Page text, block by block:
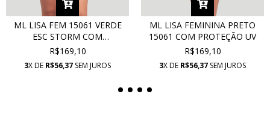
ML LISA FEM 15061 VERDE
ESC STORM COM
PROTEÇÃO UV
R$169,10
3X DE R$56,37 SEM JUROS
ML LISA FEMININA PRETO
15061 COM PROTEÇÃO UV
R$169,10
3X DE R$56,37 SEM JUROS